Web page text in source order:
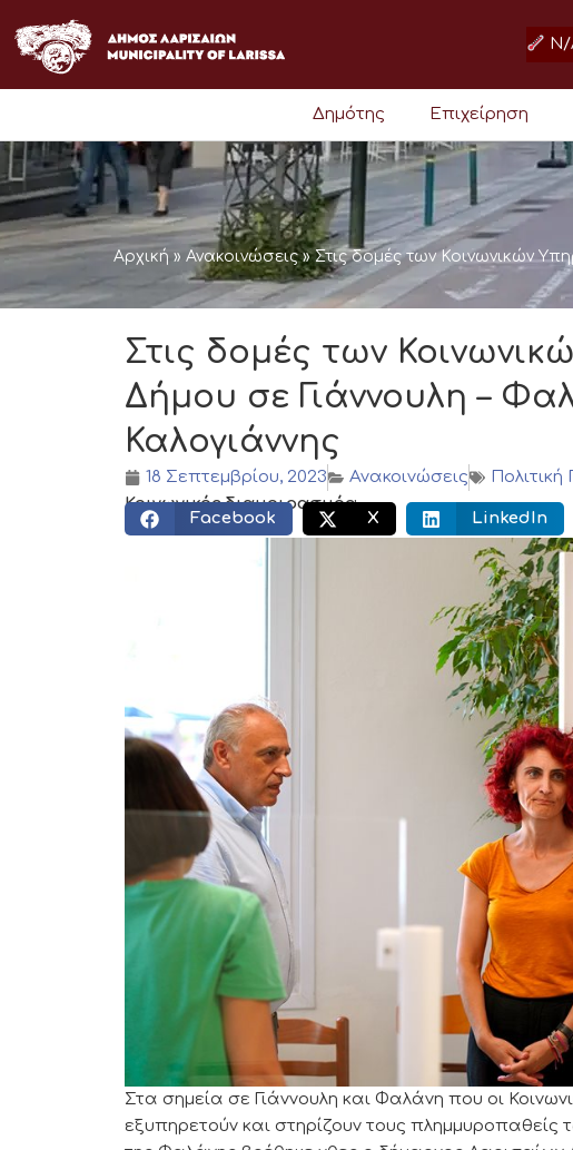
στο
περιεχόμενο
Δημότης Επιχείρηση
Αρχική » Ανακοινώσεις»Στις δομές των Κοινωνικών
Στις δομές των
Δήμου σε Γιάννουλη –
Καλογιάννης
18 Σεπτεμβρίου, 2023 Ανακοινώσεις
Κοινωνικός διαμοιρασμός:
Facebook X LinkedIn
Στα σημεία σε Γιάννουλη και Φαλάνη που οι
εξυπηρετούν και στηρίζουν τους πλημμυροπαθείς